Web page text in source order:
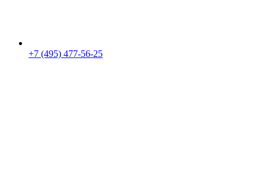
+7 (495) 477-56-25